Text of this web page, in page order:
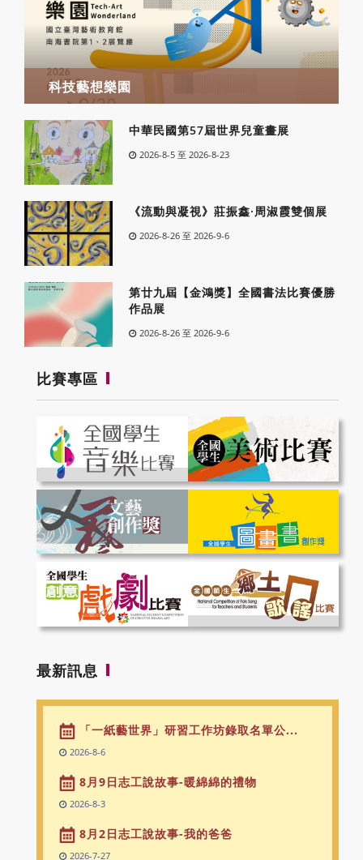
科技藝想樂園
中華民國第57屆世界兒童畫展
2026-8-5 至 2026-8-23
《流動與凝視》莊振鑫·周淑霞雙個展
2026-8-26 至 2026-9-6
第廿九屆【金鴻獎】全國書法比賽優勝
作品展
2026-8-26 至 2026-9-6
比賽專區
最新訊息
「一紙藝世界」研習工作坊錄取名單公...
2026-8-6
8月9日志工說故事-暖綿綿的禮物
2026-8-3
8月2日志工說故事-我的爸爸
2026-7-27